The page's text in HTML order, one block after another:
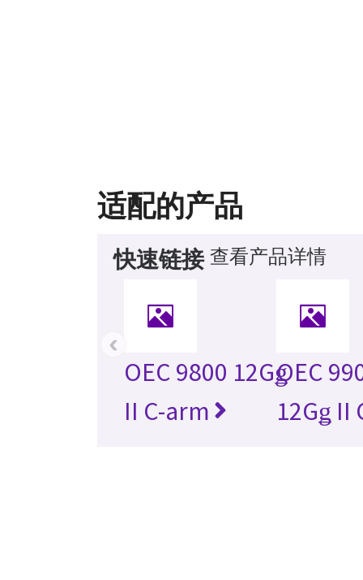
适配的产品
快速链接 查看产品详情
OEC 9800 12Gǥ
II C-arm
OEC
12Gǥ II
‹